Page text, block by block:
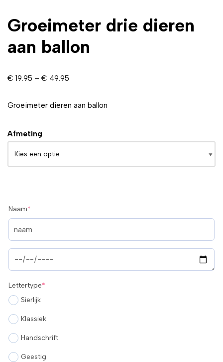
Groeimeter drie dieren
aan ballon
€ 19.95 – € 49.95
Groeimeter dieren aan ballon
Afmeting
Naam*
Lettertype*
Sierlijk
Klassiek
Handschrift
Geestig